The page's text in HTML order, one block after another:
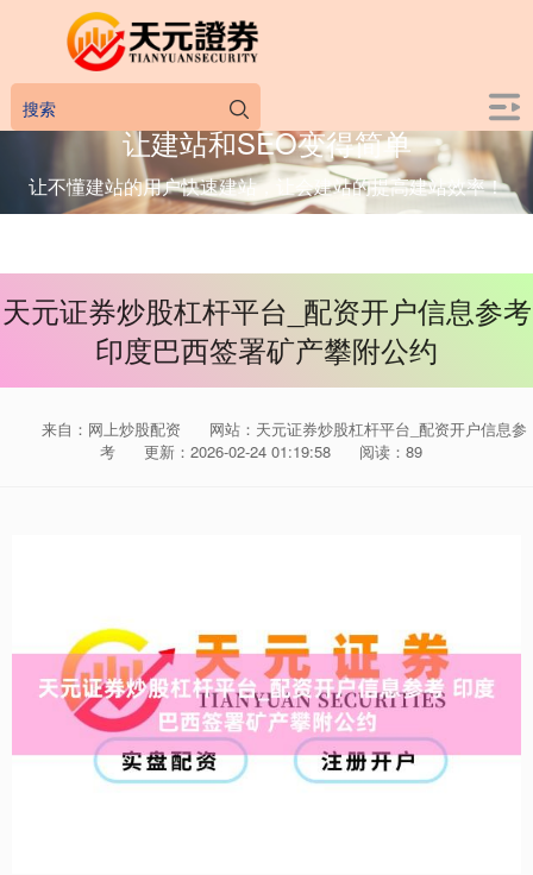
让建站和SEO变得简单
让不懂建站的用户快速建站，让会建站的提高建站效率！
天元证券炒股杠杆平台_配资开户信息参考
印度巴西签署矿产攀附公约
来自：网上炒股配资
网站：天元证券炒股杠杆平台_配资开户信息参
考
更新：2026-02-24 01:19:58 阅读：89